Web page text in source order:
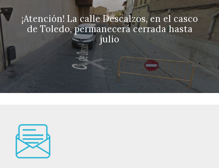
¡Atención! La calle Descalzos, en el casco
de Toledo, permanecerá cerrada hasta
julio